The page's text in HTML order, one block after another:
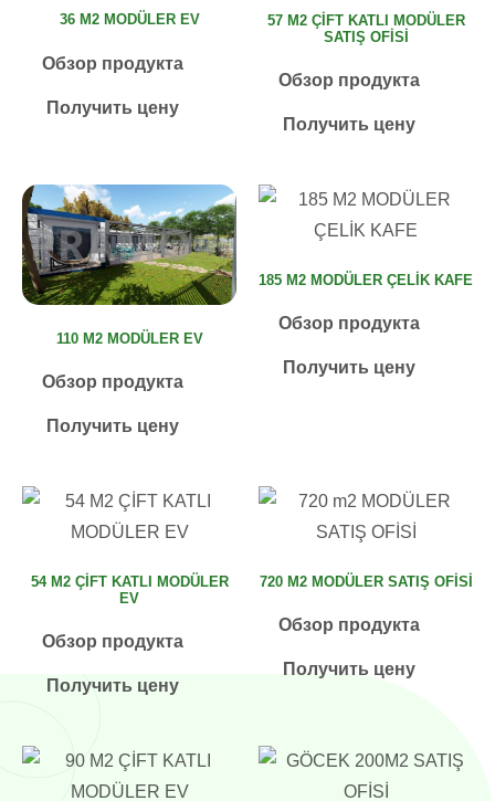
36 M2 MODÜLER EV
Обзор продукта
Получить цену
57 M2 ÇİFT KATLI MODÜLER
SATIŞ OFİSİ
Обзор продукта
Получить цену
110 M2 MODÜLER EV
Обзор продукта
Получить цену
185 M2 MODÜLER ÇELİK KAFE
Обзор продукта
Получить цену
54 M2 ÇİFT KATLI MODÜLER
EV
Обзор продукта
Получить цену
720 M2 MODÜLER SATIŞ OFİSİ
Обзор продукта
Получить цену